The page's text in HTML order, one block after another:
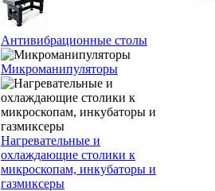
Антивибрационные столы
Микроманипуляторы
Нагревательные и
охлаждающие столики к
микроскопам, инкубаторы и
газмиксеры